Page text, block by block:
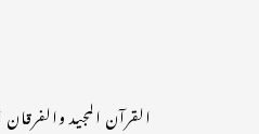
القرآن المجید والفرقان